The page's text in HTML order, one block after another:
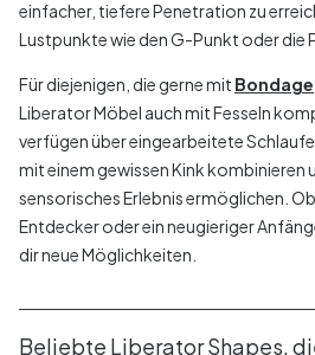
einfacher, tiefere Penetration zu
Lustpunkte wie den G-Punkt oder die
Für diejenigen, die gerne mit Bondage
Liberator Möbel auch mit Fesseln
verfügen über eingearbeitete
mit einem gewissen Kink kombinieren
sensorisches Erlebnis ermöglichen.
Entdecker oder ein neugieriger
dir neue Möglichkeiten.
Beliebte Liberator Shapes,